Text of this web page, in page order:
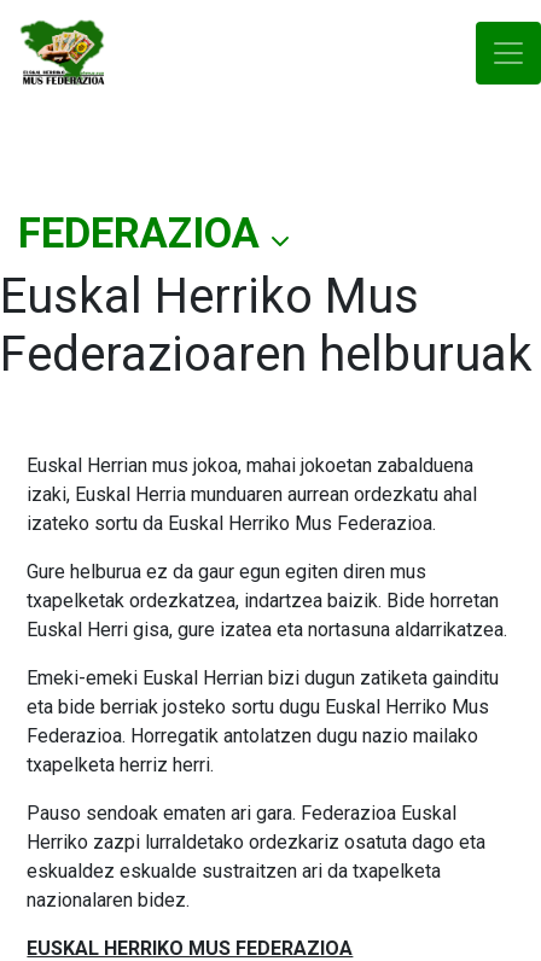
FEDERAZIOA
Euskal Herriko Mus
Federazioaren helburuak
Euskal Herrian mus jokoa, mahai jokoetan zabalduena
izaki, Euskal Herria munduaren aurrean ordezkatu ahal
izateko sortu da Euskal Herriko Mus Federazioa.
Gure helburua ez da gaur egun egiten diren mus
txapelketak ordezkatzea, indartzea baizik. Bide horretan
Euskal Herri gisa, gure izatea eta nortasuna aldarrikatzea.
Emeki-emeki Euskal Herrian bizi dugun zatiketa gainditu
eta bide berriak josteko sortu dugu Euskal Herriko Mus
Federazioa. Horregatik antolatzen dugu nazio mailako
txapelketa herriz herri.
Pauso sendoak ematen ari gara. Federazioa Euskal
Herriko zazpi lurraldetako ordezkariz osatuta dago eta
eskualdez eskualde sustraitzen ari da txapelketa
nazionalaren bidez.
EUSKAL HERRIKO MUS FEDERAZIOA